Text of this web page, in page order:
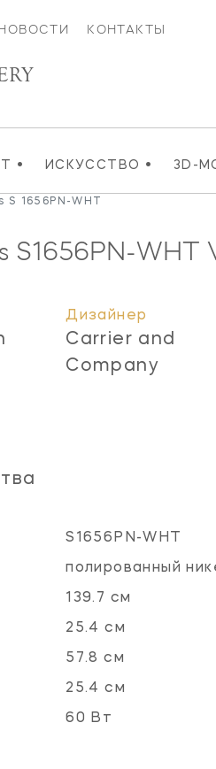
НОВОСТИ КОНТАКТЫ
• ИСКУССТВО • 3D-
S 1656PN-WHT
S1656PN-WHT
Дизайнер
Carrier and
Company
S1656PN-WHT
полированный
139.7 см
25.4 см
57.8 см
25.4 см
60 Вт